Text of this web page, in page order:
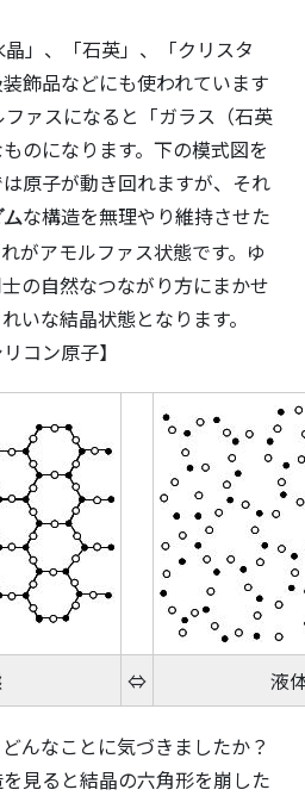
」、「石英」、「クリスタ
飾品などにも使われています
ァスになると「ガラス（石英
のになります。下の模式図を
原子が動き回れますが、それ
ムな構造を無理やり維持させた
がアモルファス状態です。ゆ
の自然なつながり方にまかせ
いな結晶状態となります。
コン原子】
⇔ 液
んなことに気づきましたか？
見ると結晶の六角形を崩した